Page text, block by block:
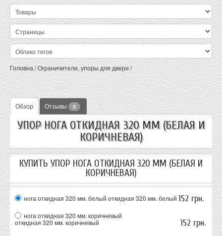
Головна/Ограничители, упоры для двери/
Обзор Отзывы 0
УПОР НОГА ОТКИДНАЯ 320 ММ (БЕЛАЯ И
КОРИЧНЕВАЯ)
КУПИТЬ УПОР НОГА ОТКИДНАЯ 320 ММ (БЕЛАЯ И
КОРИЧНЕВАЯ)
нога откидная 320 мм. белый откидная 320 мм. белый 152 грн.
нога откидная 320 мм. коричневый
откидная 320 мм. коричневый
152 грн.